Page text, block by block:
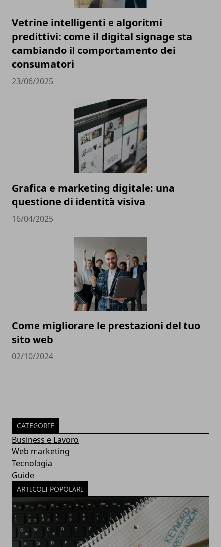
Vetrine intelligenti e algoritmi
predittivi: come il digital signage sta
cambiando il comportamento dei
consumatori
23/06/2025
Grafica e marketing digitale: una
questione di identità visiva
16/04/2025
Come migliorare le prestazioni del tuo
sito web
02/10/2024
CATEGORIE
Business e Lavoro
Web marketing
Tecnologia
Guide
ARTICOLI POPOLARI